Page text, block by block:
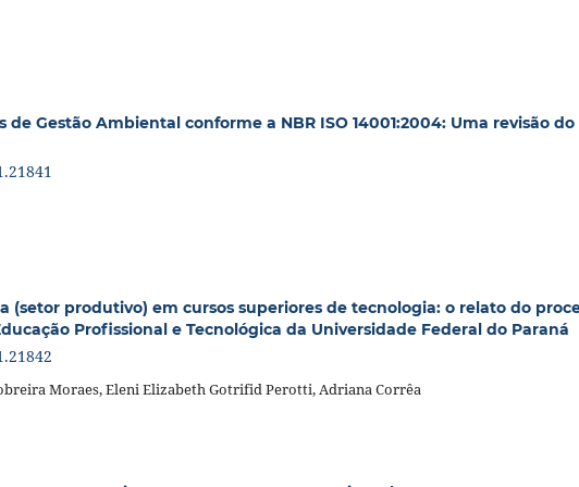
Gestão Ambiental conforme a NBR ISO 14001:2004: Uma revisão do
(setor produtivo) em cursos superiores de tecnologia: o relato do
Profissional e Tecnológica da Universidade Federal do Paraná
Moraes, Eleni Elizabeth Gotrifid Perotti, Adriana Corrêa